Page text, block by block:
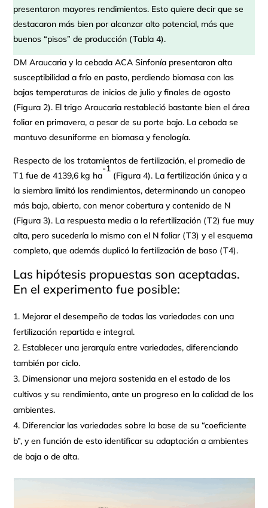
presentaron mayores rendimientos. Esto quiere decir que se
destacaron más bien por alcanzar alto potencial, más que
buenos “pisos” de producción (Tabla 4).
DM Araucaria y la cebada ACA Sinfonía presentaron alta
susceptibilidad a frío en pasto, perdiendo biomasa con las
bajas temperaturas de inicios de julio y finales de agosto
(Figura 2). El trigo Araucaria restableció bastante bien el área
foliar en primavera, a pesar de su porte bajo. La cebada se
mantuvo desuniforme en biomasa y fenología.
Respecto de los tratamientos de fertilización, el promedio de
T1 fue de 4139,6 kg ha
-1
(Figura 4). La fertilización única y a
la siembra limitó los rendimientos, determinando un canopeo
más bajo, abierto, con menor cobertura y contenido de N
(Figura 3). La respuesta media a la refertilización (T2) fue muy
alta, pero sucedería lo mismo con el N foliar (T3) y el esquema
completo, que además duplicó la fertilización de baso (T4).
Las hipótesis propuestas son aceptadas.
En el experimento fue posible:
Mejorar el desempeño de todas las variedades con una
fertilización repartida e integral.
Establecer una jerarquía entre variedades, diferenciando
también por ciclo.
Dimensionar una mejora sostenida en el estado de los
cultivos y su rendimiento, ante un progreso en la calidad de los
ambientes.
Diferenciar las variedades sobre la base de su “coeficiente
b”, y en función de esto identificar su adaptación a ambientes
de baja o de alta.